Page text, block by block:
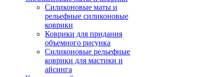
Силиконовые маты и
рельефные силиконовые
коврики
Коврики для придания
объемного рисунка
Силиконовые рельефные
коврики для мастики и
айсинга